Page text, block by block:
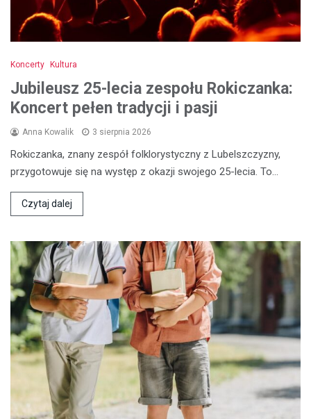
Koncerty Kultura
Jubileusz 25-lecia zespołu Rokiczanka:
Koncert pełen tradycji i pasji
Anna Kowalik 3 sierpnia 2026
Rokiczanka, znany zespół folklorystyczny z Lubelszczyzny,
przygotowuje się na występ z okazji swojego 25-lecia. To…
Czytaj dalej